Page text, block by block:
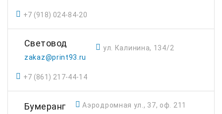
+7 (918) 024-84-20
Световод
zakaz@print93.ru
ул. Калинина, 134/2
+7 (861) 217-44-14
Бумеранг Аэродромная ул., 37, оф. 211